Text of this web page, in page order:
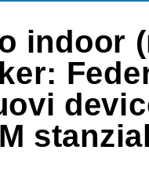
indoor